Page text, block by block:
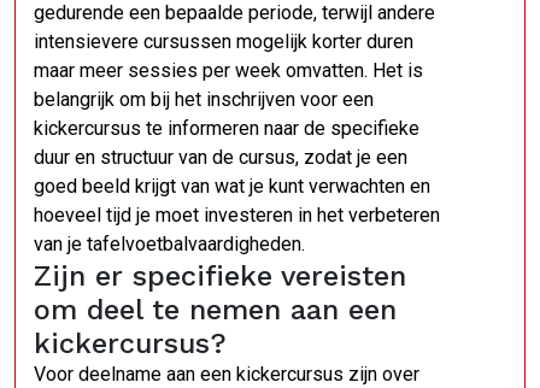
gedurende een bepaalde periode, terwijl andere
intensievere cursussen mogelijk korter duren
maar meer sessies per week omvatten. Het is
belangrijk om bij het inschrijven voor een
kickercursus te informeren naar de specifieke
duur en structuur van de cursus, zodat je een
goed beeld krijgt van wat je kunt verwachten en
hoeveel tijd je moet investeren in het verbeteren
van je tafelvoetbalvaardigheden.
Zijn er specifieke vereisten
om deel te nemen aan een
kickercursus?
Voor deelname aan een kickercursus zijn over